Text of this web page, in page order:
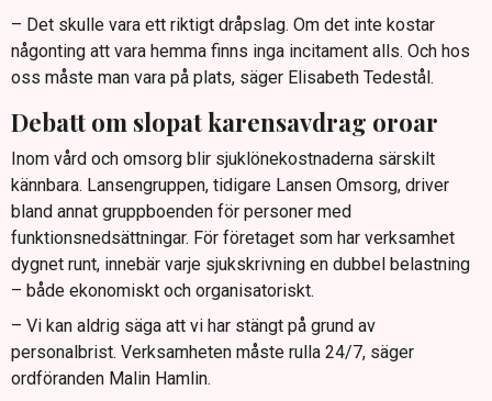
– Det skulle vara ett riktigt dråpslag. Om det inte kostar
någonting att vara hemma finns inga incitament alls. Och hos
oss måste man vara på plats, säger Elisabeth Tedestål.
Debatt om slopat karensavdrag oroar
Inom vård och omsorg blir sjuklönekostnaderna särskilt
kännbara. Lansengruppen, tidigare Lansen Omsorg, driver
bland annat gruppboenden för personer med
funktionsnedsättningar. För företaget som har verksamhet
dygnet runt, innebär varje sjukskrivning en dubbel belastning
– både ekonomiskt och organisatoriskt.
– Vi kan aldrig säga att vi har stängt på grund av
personalbrist. Verksamheten måste rulla 24/7, säger
ordföranden Malin Hamlin.